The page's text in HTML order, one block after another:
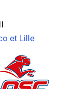
et Lille